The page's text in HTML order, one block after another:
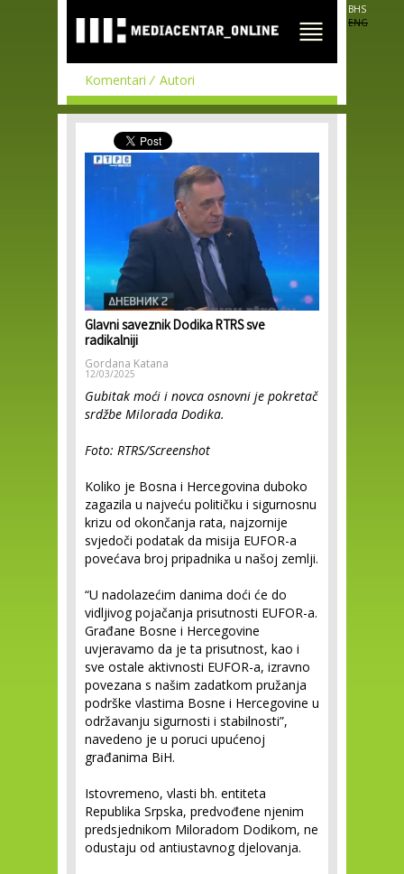
main
content
BHS
ENG
Komentari Autori
Glavni saveznik Dodika RTRS sve
radikalniji
Gordana Katana
12/03/2025
Gubitak moći i novca osnovni je pokretač
srdžbe Milorada Dodika.
Foto: RTRS/Screenshot
Koliko je Bosna i Hercegovina duboko
zagazila u najveću političku i sigurnosnu
krizu od okončanja rata, najzornije
svjedoči podatak da misija EUFOR-a
povećava broj pripadnika u našoj zemlji.
“U nadolazećim danima doći će do
vidljivog pojačanja prisutnosti EUFOR-a.
Građane Bosne i Hercegovine
uvjeravamo da je ta prisutnost, kao i
sve ostale aktivnosti EUFOR-a, izravno
povezana s našim zadatkom pružanja
podrške vlastima Bosne i Hercegovine u
održavanju sigurnosti i stabilnosti”,
navedeno je u poruci upućenoj
građanima BiH.
Istovremeno, vlasti bh. entiteta
Republika Srpska, predvođene njenim
predsjednikom Miloradom Dodikom, ne
odustaju od antiustavnog djelovanja.